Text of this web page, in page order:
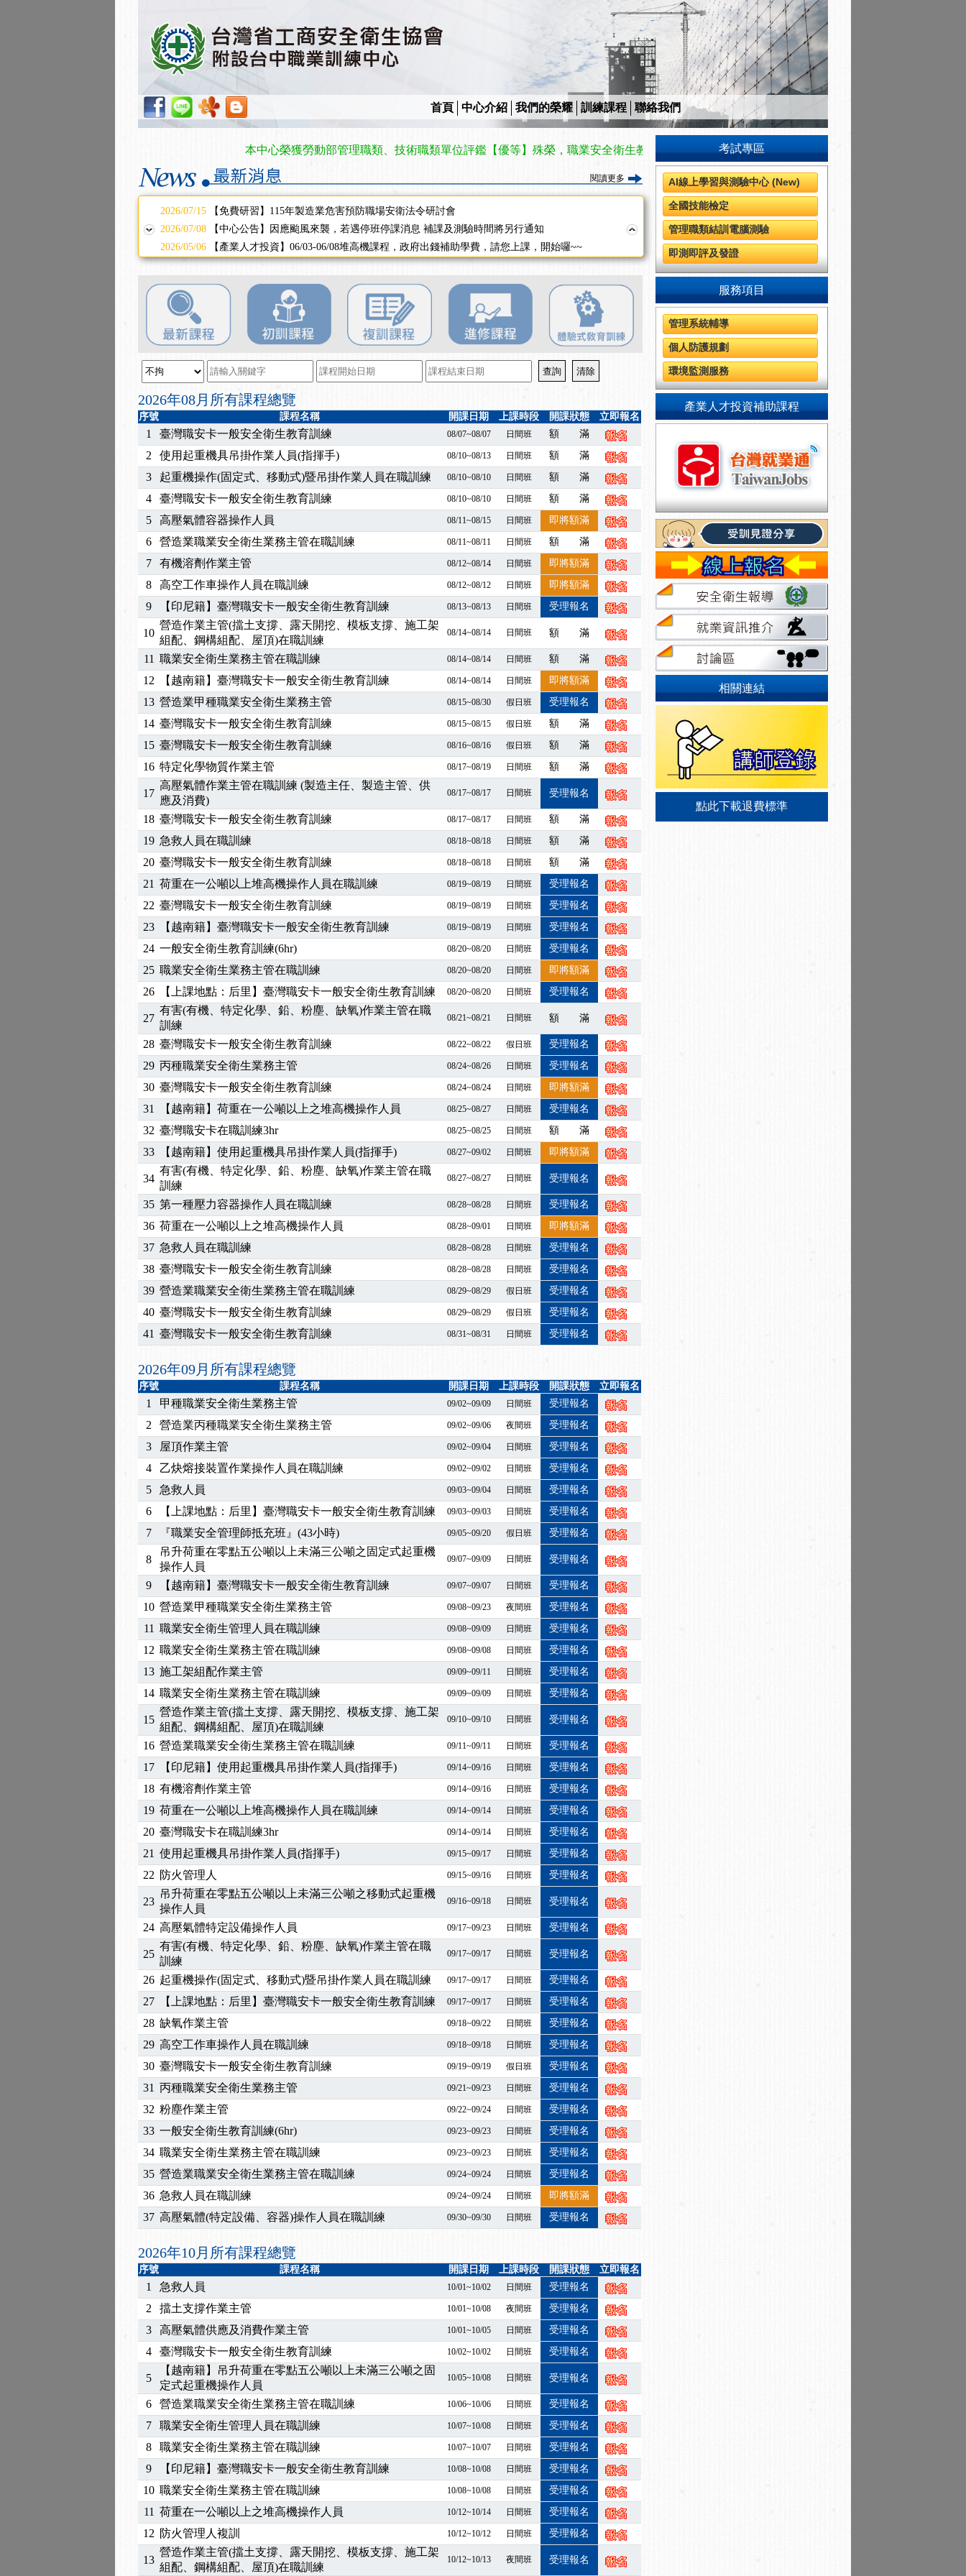
首頁 中心介紹 我們的榮耀 訓練課程 聯絡我們
本中心榮獲勞動部管理職類、技術職類單位評鑑【優等】殊榮，職業安全衛生教育訓練品質有保障。
閱讀更多
2025/11/10
【中心公告】因應颱風來襲，若遇停班停課消息 補課及測驗時間將另行通知
2025/10/30【進修課程】2026年，課程意見蒐集~
2025/08/20 【進修課程】SDS格式百百種？專業講師帶您判斷正確性！
2025/08/12
【中心公告】因應颱風來襲，若遇停班停課消息 補課及測驗時間將另行通知
2025/07/06【中心公告】颱風假114/07/07停班停課
2025/06/06【進修課程】～～前導課程看這邊推出囉～～
【進修課程】要怎麼進修自我？課程百百種選擇好困難！快來祐昕學院官網看看吧！
2025/01/21
「高壓氣體製造安全主任」、「隧道等襯砌作業主管」及「潛水作業主管」安全衛生教育訓練之結
訓測驗
2025/01/15【線上課程】碳中和核心職能系列課程資訊
2026/07/15 【免費研習】115年製造業危害預防職場安衛法令研討會
2026/07/08 【中心公告】因應颱風來襲，若遇停班停課消息 補課及測驗時間將另行通知
2026/05/06 【產業人才投資】06/03-06/08堆高機課程，政府出錢補助學費，請您上課，開始囉~~
2026/04/24【製程安全評估人員】開課囉
2025/11/11【中心公告】颱風假11/12停班停課
2025/11/10
【中心公告】因應颱風來襲，若遇停班停課消息 補課及測驗時間將另行通知
2025/10/30
【進修課程】2026年，課程意見蒐集~
2025/08/20【進修課程】SDS格式百百種？專業講師帶您判斷正確性！
2025/08/12【中心公告】因應颱風來襲，若遇停班停課消息 補課及測驗時間將另行通知
2025/07/06
【中心公告】颱風假114/07/07停班停課
2025/06/06【進修課程】～～前導課程看這邊推出囉～～
2025/05/29【進修課程】前導課程推出公告！
2025/04/28【進修課程】要怎麼進修自我？課程百百種選擇好困難！快來祐昕學院官網看看吧！
2025/01/21「高壓氣體製造安全主任」、「隧道等襯砌作業主管」及「潛水作業主管」安全衛生教育訓練之結
訓測驗
2025/01/15【線上課程】碳中和核心職能系列課程資訊
2026/07/15【免費研習】115年製造業危害預防職場安衛法令研討會
2026/07/08【中心公告】因應颱風來襲，若遇停班停課消息 補課及測驗時間將另行通知
2026/05/06【產業人才投資】06/03-06/08堆高機課程，政府出錢補助學費，請您上課，開始囉~~
2026/04/24【製程安全評估人員】開課囉
2025/11/11【中心公告】颱風假11/12停班停課
2025/11/10 【中心公告】因應颱風來襲，若遇停班停課消息 補課及測驗時間將另行通知
2025/10/30【進修課程】2026年，課程意見蒐集~
2025/08/20 【進修課程】SDS格式百百種？專業講師帶您判斷正確性！
2025/08/12【中心公告】因應颱風來襲，若遇停班停課消息 補課及測驗時間將另行通知
2025/07/06【中心公告】颱風假114/07/07停班停課
2025/06/06【進修課程】～～前導課程看這邊推出囉～～
2025/05/29【進修課程】前導課程推出公告！
2025/04/28 【進修課程】要怎麼進修自我？課程百百種選擇好困難！快來祐昕學院官網看看吧！
2025/01/21「高壓氣體製造安全主任」、「隧道等襯砌作業主管」及「潛水作業主管」安全衛生教育訓練之結
訓測驗
2025/01/15【線上課程】碳中和核心職能系列課程資訊
2026/07/15 【免費研習】115年製造業危害預防職場安衛法令研討會
2026/07/08【中心公告】因應颱風來襲，若遇停班停課消息 補課及測驗時間將另行通知
2026/05/06【產業人才投資】06/03-06/08堆高機課程，政府出錢補助學費，請您上課，開始囉~~
2026/04/24【製程安全評估人員】開課囉
2025/11/11【中心公告】颱風假11/12停班停課
2025/11/10【中心公告】因應颱風來襲，若遇停班停課消息 補課及測驗時間將另行通知
2025/10/30【進修課程】2026年，課程意見蒐集~
2025/08/20【進修課程】SDS格式百百種？專業講師帶您判斷正確性！
2025/08/12【中心公告】因應颱風來襲，若遇停班停課消息 補課及測驗時間將另行通知
2025/07/06 【中心公告】颱風假114/07/07停班停課
2025/06/06【進修課程】～～前導課程看這邊推出囉～～
2025/05/29【進修課程】前導課程推出公告！
2025/04/28【進修課程】要怎麼進修自我？課程百百種選擇好困難！快來祐昕學院官網看看吧！
2025/01/21「高壓氣體製造安全主任」、「隧道等襯砌作業主管」及「潛水作業主管」安全衛生教育訓練之結
訓測驗
2025/01/15【線上課程】碳中和核心職能系列課程資訊
2026/07/15
【免費研習】115年製造業危害預防職場安衛法令研討會
2026/07/08【中心公告】因應颱風來襲，若遇停班停課消息 補課及測驗時間將另行通知
2026/05/06【產業人才投資】06/03-06/08堆高機課程，政府出錢補助學費，請您上課，開始囉~~
2026/04/24【製程安全評估人員】開課囉
2025/11/11 【中心公告】颱風假11/12停班停課
2025/11/10 【中心公告】因應颱風來襲，若遇停班停課消息 補課及測驗時間將另行通知
2025/10/30【進修課程】2026年，課程意見蒐集~
2025/08/20 【進修課程】SDS格式百百種？專業講師帶您判斷正確性！
2025/08/12【中心公告】因應颱風來襲，若遇停班停課消息 補課及測驗時間將另行通知
2025/07/06
2025/06/06【進修課程】～～前導課程看這邊推出囉～～
2025/05/29【進修課程】前導課程推出公告！
2025/04/28【進修課程】要怎麼進修自我？課程百百種選擇好困難！快來祐昕學院官網看看吧！
2025/01/21「高壓氣體製造安全主任」、「隧道等襯砌作業主管」及「潛水作業主管」安全衛生教育訓練之結
訓測驗
2025/01/15【線上課程】碳中和核心職能系列課程資訊
2026/07/15【免費研習】115年製造業危害預防職場安衛法令研討會
2026/07/08 【中心公告】因應颱風來襲，若遇停班停課消息 補課及測驗時間將另行通知
2026/05/06【產業人才投資】06/03-06/08堆高機課程，政府出錢補助學費，請您上課，開始囉~~
2026/04/24【製程安全評估人員】開課囉
2025/11/11【中心公告】颱風假11/12停班停課
2025/11/10【中心公告】因應颱風來襲，若遇停班停課消息 補課及測驗時間將另行通知
2025/10/30 【進修課程】2026年，課程意見蒐集~
2025/08/20【進修課程】SDS格式百百種？專業講師帶您判斷正確性！
2025/08/12 【中心公告】因應颱風來襲，若遇停班停課消息 補課及測驗時間將另行通知
2025/07/06【中心公告】颱風假114/07/07停班停課
2025/06/06【進修課程】～～前導課程看這邊推出囉～～
2025/05/29
2025/04/28【進修課程】要怎麼進修自我？課程百百種選擇好困難！快來祐昕學院官網看看吧！
2025/01/21「高壓氣體製造安全主任」、「隧道等襯砌作業主管」及「潛水作業主管」安全衛生教育訓練之結
訓測驗
2025/01/15【線上課程】碳中和核心職能系列課程資訊
2026/07/15 【免費研習】115年製造業危害預防職場安衛法令研討會
2026/07/08【中心公告】因應颱風來襲，若遇停班停課消息 補課及測驗時間將另行通知
2026/05/06【產業人才投資】06/03-06/08堆高機課程，政府出錢補助學費，請您上課，開始囉~~
2026/04/24【製程安全評估人員】開課囉
2025/11/11【中心公告】颱風假11/12停班停課
2025/11/10【中心公告】因應颱風來襲，若遇停班停課消息 補課及測驗時間將另行通知
2025/10/30【進修課程】2026年，課程意見蒐集~
2025/08/20【進修課程】SDS格式百百種？專業講師帶您判斷正確性！
2025/08/12【中心公告】因應颱風來襲，若遇停班停課消息 補課及測驗時間將另行通知
2025/07/06 【中心公告】颱風假114/07/07停班停課
2025/06/06【進修課程】～～前導課程看這邊推出囉～～
2025/05/29【進修課程】前導課程推出公告！
2025/04/28 【進修課程】要怎麼進修自我？課程百百種選擇好困難！快來祐昕學院官網看看吧！
2025/01/21「高壓氣體製造安全主任」、「隧道等襯砌作業主管」及「潛水作業主管」安全衛生教育訓練之結
訓測驗
2025/01/15【線上課程】碳中和核心職能系列課程資訊
2026/07/15【免費研習】115年製造業危害預防職場安衛法令研討會
2026/07/08【中心公告】因應颱風來襲，若遇停班停課消息 補課及測驗時間將另行通知
2026/05/06【產業人才投資】06/03-06/08堆高機課程，政府出錢補助學費，請您上課，開始囉~~
2026/04/24【製程安全評估人員】開課囉
2025/11/11 【中心公告】颱風假11/12停班停課
2025/11/10【中心公告】因應颱風來襲，若遇停班停課消息 補課及測驗時間將另行通知
2025/10/30【進修課程】2026年，課程意見蒐集~
2025/08/20【進修課程】SDS格式百百種？專業講師帶您判斷正確性！
2025/08/12【中心公告】因應颱風來襲，若遇停班停課消息 補課及測驗時間將另行通知
2025/07/06【中心公告】颱風假114/07/07停班停課
2025/06/06【進修課程】～～前導課程看這邊推出囉～～
2025/05/29【進修課程】前導課程推出公告！
2025/04/28【進修課程】要怎麼進修自我？課程百百種選擇好困難！快來祐昕學院官網看看吧！
2025/01/21「高壓氣體製造安全主任」、「隧道等襯砌作業主管」及「潛水作業主管」安全衛生教育訓練之結
訓測驗
2025/01/15【線上課程】碳中和核心職能系列課程資訊
2026/07/15【免費研習】115年製造業危害預防職場安衛法令研討會
2026/07/08【中心公告】因應颱風來襲，若遇停班停課消息 補課及測驗時間將另行通知
2026/05/06【產業人才投資】06/03-06/08堆高機課程，政府出錢補助學費，請您上課，開始囉~~
2026/04/24【製程安全評估人員】開課囉
2025/11/11【中心公告】颱風假11/12停班停課
2025/11/10【中心公告】因應颱風來襲，若遇停班停課消息 補課及測驗時間將另行通知
2025/10/30【進修課程】2026年，課程意見蒐集~
2025/08/20【進修課程】SDS格式百百種？專業講師帶您判斷正確性！
2025/07/06【中心公告】颱風假114/07/07停班停課
2025/06/06【進修課程】～～前導課程看這邊推出囉～～
2025/05/29
2025/04/28 【進修課程】要怎麼進修自我？課程百百種選擇好困難！快來祐昕學院官網看看吧！
2025/01/21「高壓氣體製造安全主任」、「隧道等襯砌作業主管」及「潛水作業主管」安全衛生教育訓練之結
訓測驗
2025/01/15【線上課程】碳中和核心職能系列課程資訊
2026年08月所有課程總覽
序號 課程名稱 開課日期 上課時段 開課狀態 立即報名
1 臺灣職安卡一般安全衛生教育訓練 08/07~08/07 日間班 額 滿
2 使用起重機具吊掛作業人員(指揮手) 08/10~08/13 日間班 額 滿
3 起重機操作(固定式、移動式)暨吊掛作業人員在職訓練 08/10~08/10 日間班 額 滿
4 臺灣職安卡一般安全衛生教育訓練 08/10~08/10 日間班 額 滿
5 高壓氣體容器操作人員 08/11~08/15 日間班 即將額滿
6 營造業職業安全衛生業務主管在職訓練 08/11~08/11 日間班 額 滿
7 有機溶劑作業主管 08/12~08/14 日間班 即將額滿
8 高空工作車操作人員在職訓練 08/12~08/12 日間班 即將額滿
9 【印尼籍】臺灣職安卡一般安全衛生教育訓練 08/13~08/13 日間班 受理報名
10
營造作業主管(擋土支撐、露天開挖、模板支撐、施工架
組配、鋼構組配、屋頂)在職訓練
08/14~08/14 日間班 額 滿
11 職業安全衛生業務主管在職訓練 08/14~08/14 日間班 額 滿
12 【越南籍】臺灣職安卡一般安全衛生教育訓練 08/14~08/14 日間班 即將額滿
13 營造業甲種職業安全衛生業務主管 08/15~08/30 假日班 受理報名
14 臺灣職安卡一般安全衛生教育訓練 08/15~08/15 假日班 額 滿
15 臺灣職安卡一般安全衛生教育訓練 08/16~08/16 假日班 額 滿
16 特定化學物質作業主管 08/17~08/19 日間班 額 滿
17
高壓氣體作業主管在職訓練 (製造主任、製造主管、供
應及消費)
08/17~08/17 日間班 受理報名
18 臺灣職安卡一般安全衛生教育訓練 08/17~08/17 日間班 額 滿
19 急救人員在職訓練 08/18~08/18 日間班 額 滿
20 臺灣職安卡一般安全衛生教育訓練 08/18~08/18 日間班 額 滿
21 荷重在一公噸以上堆高機操作人員在職訓練 08/19~08/19 日間班 受理報名
22 臺灣職安卡一般安全衛生教育訓練 08/19~08/19 日間班 受理報名
23 【越南籍】臺灣職安卡一般安全衛生教育訓練 08/19~08/19 日間班 受理報名
24 一般安全衛生教育訓練(6hr) 08/20~08/20 日間班 受理報名
25 職業安全衛生業務主管在職訓練 08/20~08/20 日間班 即將額滿
26 【上課地點：后里】臺灣職安卡一般安全衛生教育訓練 08/20~08/20 日間班 受理報名
27
有害(有機、特定化學、鉛、粉塵、缺氧)作業主管在職
訓練
08/21~08/21 日間班 額 滿
28 臺灣職安卡一般安全衛生教育訓練 08/22~08/22 假日班 受理報名
29 丙種職業安全衛生業務主管 08/24~08/26 日間班 受理報名
30 臺灣職安卡一般安全衛生教育訓練 08/24~08/24 日間班 即將額滿
31 【越南籍】荷重在一公噸以上之堆高機操作人員 08/25~08/27 日間班 受理報名
32 臺灣職安卡在職訓練3hr 08/25~08/25 日間班 額 滿
33 【越南籍】使用起重機具吊掛作業人員(指揮手) 08/27~09/02 日間班 即將額滿
34
有害(有機、特定化學、鉛、粉塵、缺氧)作業主管在職
訓練
08/27~08/27 日間班 受理報名
35 第一種壓力容器操作人員在職訓練 08/28~08/28 日間班 受理報名
36 荷重在一公噸以上之堆高機操作人員 08/28~09/01 日間班 即將額滿
37 急救人員在職訓練 08/28~08/28 日間班 受理報名
38 臺灣職安卡一般安全衛生教育訓練 08/28~08/28 日間班 受理報名
39 營造業職業安全衛生業務主管在職訓練 08/29~08/29 假日班 受理報名
40 臺灣職安卡一般安全衛生教育訓練 08/29~08/29 假日班 受理報名
41 臺灣職安卡一般安全衛生教育訓練 08/31~08/31 日間班 受理報名
2026年09月所有課程總覽
序號 課程名稱 開課日期 上課時段 開課狀態 立即報名
1 甲種職業安全衛生業務主管 09/02~09/09 日間班 受理報名
2 營造業丙種職業安全衛生業務主管 09/02~09/06 夜間班 受理報名
3 屋頂作業主管 09/02~09/04 日間班 受理報名
4 乙炔熔接裝置作業操作人員在職訓練 09/02~09/02 日間班 受理報名
5 急救人員 09/03~09/04 日間班 受理報名
6 【上課地點：后里】臺灣職安卡一般安全衛生教育訓練 09/03~09/03 日間班 受理報名
7 『職業安全管理師抵充班』(43小時) 09/05~09/20 假日班 受理報名
8
吊升荷重在零點五公噸以上未滿三公噸之固定式起重機
操作人員
09/07~09/09 日間班 受理報名
9 【越南籍】臺灣職安卡一般安全衛生教育訓練 09/07~09/07 日間班 受理報名
10 營造業甲種職業安全衛生業務主管 09/08~09/23 夜間班 受理報名
11 職業安全衛生管理人員在職訓練 09/08~09/09 日間班 受理報名
12 職業安全衛生業務主管在職訓練 09/08~09/08 日間班 受理報名
13 施工架組配作業主管 09/09~09/11 日間班 受理報名
14 職業安全衛生業務主管在職訓練 09/09~09/09 日間班 受理報名
15
營造作業主管(擋土支撐、露天開挖、模板支撐、施工架
組配、鋼構組配、屋頂)在職訓練
09/10~09/10 日間班 受理報名
16 營造業職業安全衛生業務主管在職訓練 09/11~09/11 日間班 受理報名
17 【印尼籍】使用起重機具吊掛作業人員(指揮手) 09/14~09/16 日間班 受理報名
18 有機溶劑作業主管 09/14~09/16 日間班 受理報名
19 荷重在一公噸以上堆高機操作人員在職訓練 09/14~09/14 日間班 受理報名
20 臺灣職安卡在職訓練3hr 09/14~09/14 日間班 受理報名
21 使用起重機具吊掛作業人員(指揮手) 09/15~09/17 日間班 受理報名
22 防火管理人 09/15~09/16 日間班 受理報名
23
吊升荷重在零點五公噸以上未滿三公噸之移動式起重機
操作人員
09/16~09/18 日間班 受理報名
24 高壓氣體特定設備操作人員 09/17~09/23 日間班 受理報名
25
有害(有機、特定化學、鉛、粉塵、缺氧)作業主管在職
訓練
09/17~09/17 日間班 受理報名
26 起重機操作(固定式、移動式)暨吊掛作業人員在職訓練 09/17~09/17 日間班 受理報名
27 【上課地點：后里】臺灣職安卡一般安全衛生教育訓練 09/17~09/17 日間班 受理報名
28 缺氧作業主管 09/18~09/22 日間班 受理報名
29 高空工作車操作人員在職訓練 09/18~09/18 日間班 受理報名
30 臺灣職安卡一般安全衛生教育訓練 09/19~09/19 假日班 受理報名
31 丙種職業安全衛生業務主管 09/21~09/23 日間班 受理報名
32 粉塵作業主管 09/22~09/24 日間班 受理報名
33 一般安全衛生教育訓練(6hr) 09/23~09/23 日間班 受理報名
34 職業安全衛生業務主管在職訓練 09/23~09/23 日間班 受理報名
35 營造業職業安全衛生業務主管在職訓練 09/24~09/24 日間班 受理報名
36 急救人員在職訓練 09/24~09/24 日間班 即將額滿
37 高壓氣體(特定設備、容器)操作人員在職訓練 09/30~09/30 日間班 受理報名
2026年10月所有課程總覽
序號 課程名稱 開課日期 上課時段 開課狀態 立即報名
1 急救人員 10/01~10/02 日間班 受理報名
2 擋土支撐作業主管 10/01~10/08 夜間班 受理報名
3 高壓氣體供應及消費作業主管 10/01~10/05 日間班 受理報名
4 臺灣職安卡一般安全衛生教育訓練 10/02~10/02 日間班 受理報名
5
【越南籍】吊升荷重在零點五公噸以上未滿三公噸之固
定式起重機操作人員
10/05~10/08 日間班 受理報名
6 營造業職業安全衛生業務主管在職訓練 10/06~10/06 日間班 受理報名
7 職業安全衛生管理人員在職訓練 10/07~10/08 日間班 受理報名
8 職業安全衛生業務主管在職訓練 10/07~10/07 日間班 受理報名
9 【印尼籍】臺灣職安卡一般安全衛生教育訓練 10/08~10/08 日間班 受理報名
10 職業安全衛生業務主管在職訓練 10/08~10/08 日間班 受理報名
11 荷重在一公噸以上之堆高機操作人員 10/12~10/14 日間班 受理報名
12 防火管理人複訓 10/12~10/12 日間班 受理報名
13
營造作業主管(擋土支撐、露天開挖、模板支撐、施工架
組配、鋼構組配、屋頂)在職訓練
10/12~10/13 夜間班 受理報名
考試專區
AI線上學習與測驗中心 (New)
全國技能檢定
管理職類結訓電腦測驗
即測即評及發證
服務項目
管理系統輔導
個人防護規劃
環境監測服務
產業人才投資補助課程
相關連結
點此下載退費標準